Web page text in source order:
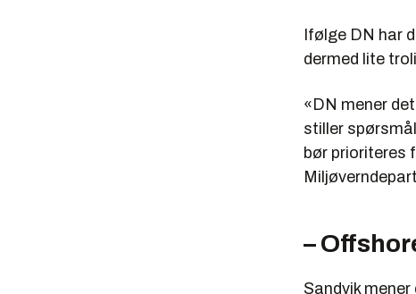
Ifølge DN har
dermed lite
«DN mener
stiller
bør prioriteres
–
Sandvik